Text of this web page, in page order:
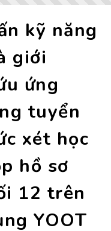
kỹ năng
giới
ứng
tuyển
xét học
hồ sơ
12 trên
YOOT